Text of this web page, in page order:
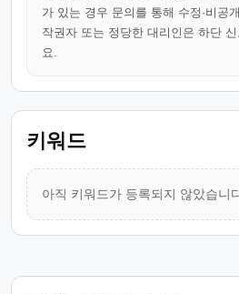
가 있는 경우 문의를 통해 수정·비공
작권자 또는 정당한 대리인은 하단
요.
키워드
아직 키워드가 등록되지 않았습니